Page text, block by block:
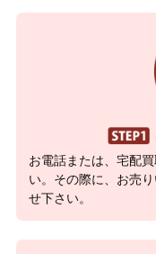
お電話または、宅配
い。その際に、お売
せ下さい。